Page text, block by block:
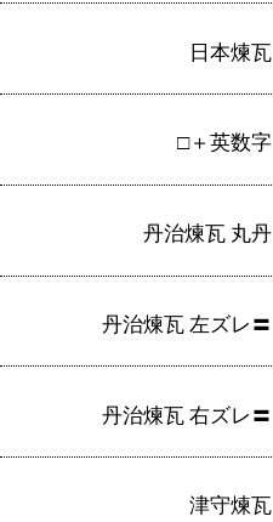
日本煉瓦
□＋英数字
丹治煉瓦 丸丹
丹治煉瓦 左ズレ〓
丹治煉瓦 右ズレ〓
津守煉瓦